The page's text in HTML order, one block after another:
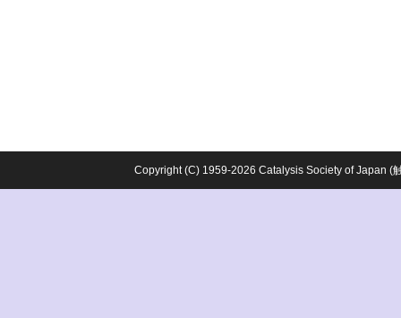
Copyright (C) 1959-2026 Catalysis Society of Japan (